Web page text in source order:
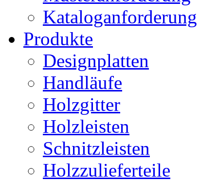
Kataloganforderung
Produkte
Designplatten
Handläufe
Holzgitter
Holzleisten
Schnitzleisten
Holzzulieferteile